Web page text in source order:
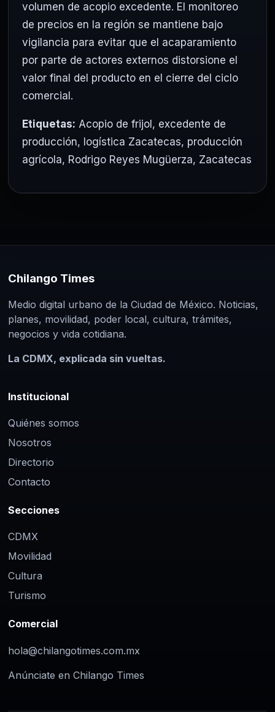
volumen de acopio excedente. El monitoreo
de precios en la región se mantiene bajo
vigilancia para evitar que el acaparamiento
por parte de actores externos distorsione el
valor final del producto en el cierre del ciclo
comercial.
Etiquetas: Acopio de frijol , excedente de
producción, logística Zacatecas, producción
agrícola, Rodrigo Reyes Mugüerza, Zacatecas
Chilango Times
Medio digital urbano de la Ciudad de México. Noticias,
planes, movilidad, poder local, cultura, trámites,
negocios y vida cotidiana.
La CDMX, explicada sin vueltas.
Institucional
Quiénes somos
Nosotros
Directorio
Contacto
Secciones
CDMX
Movilidad
Cultura
Turismo
Comercial
hola@chilangotimes.com.mx
Anúnciate en Chilango Times